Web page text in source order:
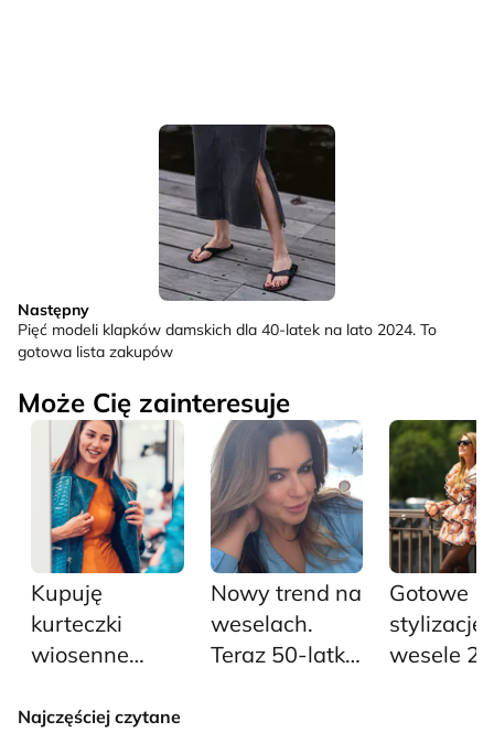
Następny
Pięć modeli klapków damskich dla 40-latek na lato 2024. To
gotowa lista zakupów
Może Cię zainteresuje
Kupuję
kurteczki
wiosenne
wyprzedaży
Nowy trend na
weselach.
Teraz 50-latki
Gotowe
stylizacje
wesele
Najczęściej czytane